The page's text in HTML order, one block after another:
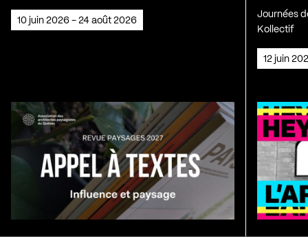
10 juin 2026 - 24 août 2026
Journées
Kollectif
12 juin